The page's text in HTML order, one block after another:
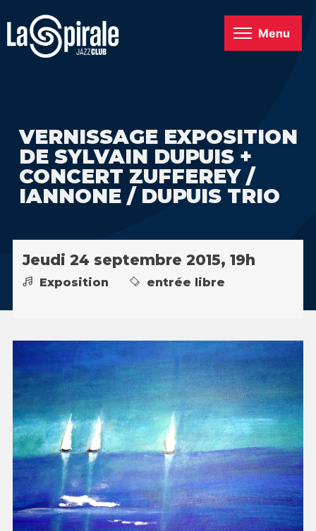
Menu
VERNISSAGE EXPOSITION
DE SYLVAIN DUPUIS +
CONCERT ZUFFEREY /
IANNONE / DUPUIS TRIO
Jeudi 24 septembre 2015, 19h
Exposition entrée libre